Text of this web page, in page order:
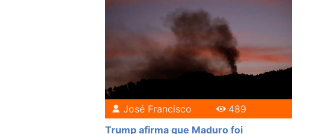
José Francisco
489
Trump afirma que Maduro foi